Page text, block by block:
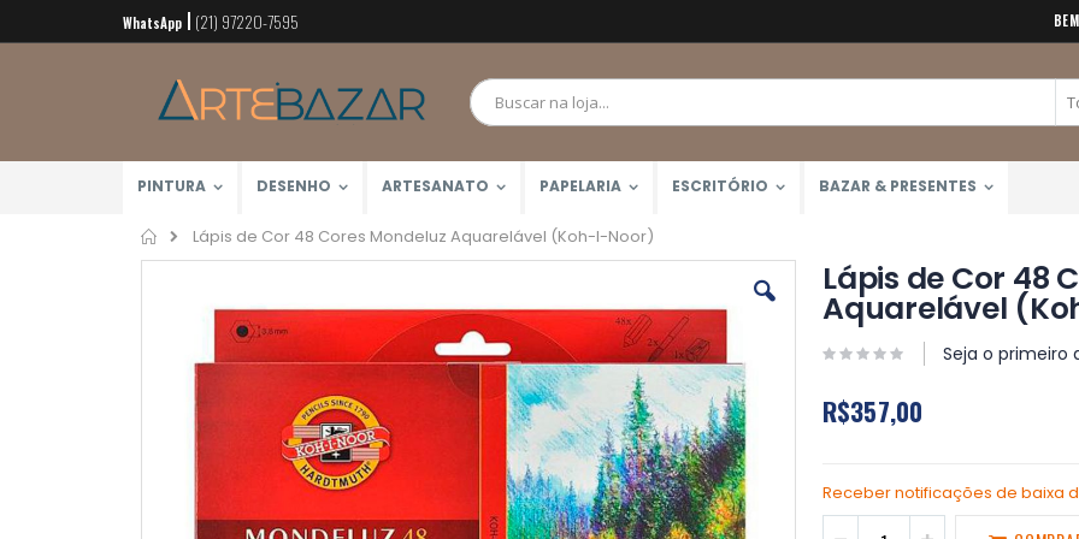
Pular
para
conteúdo
WhatsApp (21) 97220-7595
PINTURA DESENHO ARTESANATO PAPELARIA ESCRITÓRIO BAZAR & PRESENTES
Home
Lápis de Cor 48 Cores Mondeluz Aquarelável (Koh-I-Noor)
Pular
Galeria
imagens
Lápis de Cor 48
Aquarelável
Seja o primeiro
R$357,00
Receber notificações de baixa